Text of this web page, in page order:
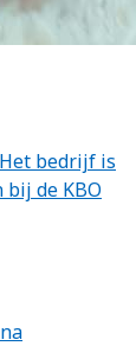
bedrijf is
de KBO